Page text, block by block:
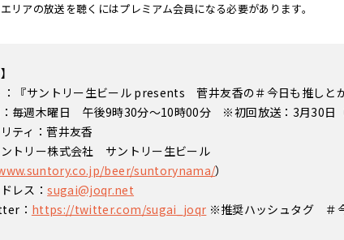
リアの放送を聴くにはプレミアム会員になる必要があります。
『サントリー生ビール presents 菅井友香の＃今日も推しとが
毎週木曜日 午後9時30分～10時00分 ※初回放送：3月30日（
ティ：菅井友香
トリー株式会社 サントリー生ビール
beer/suntorynama/）
レス：sugai@joqr.net
： https://twitter.com/sugai_joqr ※推奨ハッシュタグ ＃